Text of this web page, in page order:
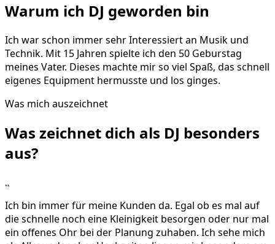
Warum ich DJ geworden bin
Ich war schon immer sehr Interessiert an Musik und
Technik. Mit 15 Jahren spielte ich den 50 Geburstag
meines Vater. Dieses machte mir so viel Spaß, das schnell
eigenes Equipment hermusste und los ginges.
Was mich auszeichnet
Was zeichnet dich als DJ besonders
aus?
„
Ich bin immer für meine Kunden da. Egal ob es mal auf
die schnelle noch eine Kleinigkeit besorgen oder nur mal
ein offenes Ohr bei der Planung zuhaben. Ich sehe mich